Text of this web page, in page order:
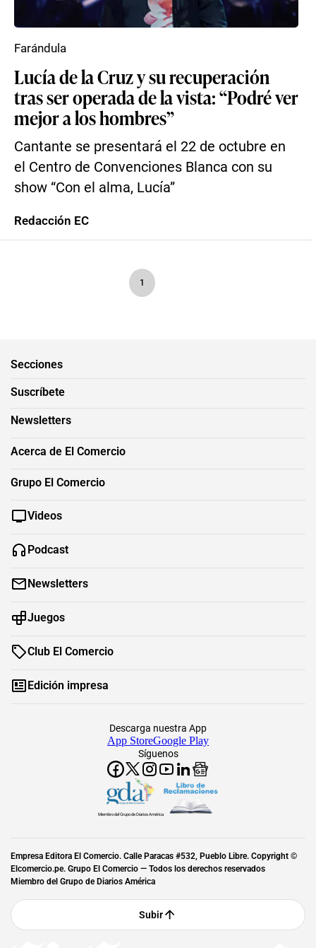
Lucía de la Cruz y su recuperación
tras ser operada de la vista: “Podré ver
mejor a los hombres”
Cantante se presentará el 22 de octubre en
el Centro de Convenciones Blanca con su
show “Con el alma, Lucía”
Farándula
Redacción EC
1
Secciones
Suscríbete
Newsletters
Acerca de El Comercio
Grupo El Comercio
Videos
Podcast
Newsletters
Juegos
Club El Comercio
Edición impresa
Síguenos
Descarga nuestra App
App StoreGoogle Play
Miembro del Grupo de Diarios América
Empresa Editora El Comercio. Calle Paracas #532, Pueblo Libre. Copyright ©
Elcomercio.pe. Grupo El Comercio — Todos los derechos reservados
Miembro del Grupo de Diarios América
Subir